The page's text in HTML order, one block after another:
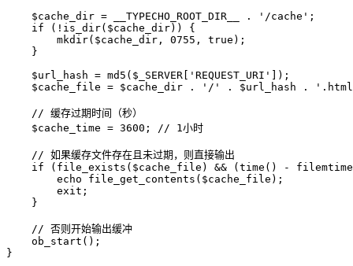
    $cache_dir = __TYPECHO_ROOT_DIR__ . '/cache';
    if (!is_dir($cache_dir)) {
        mkdir($cache_dir, 0755, true);
    }
    $url_hash = md5($_SERVER['REQUEST_URI']);
$cache_file = $cache_dir . '/' . $url_hash .
    // 缓存过期时间（秒）
    $cache_time = 3600; // 1小时
    // 如果缓存文件存在且未过期，则直接输出
if (file_exists($cache_file) && (time() -
        echo file_get_contents($cache_file);
        exit;
    }
    // 否则开始输出缓冲
    ob_start();
}